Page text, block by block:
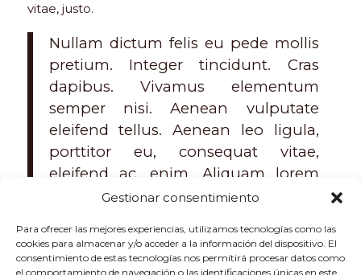
Gestionar consentimiento
Para ofrecer las mejores experiencias, utilizamos tecnologías como las
cookies para almacenar y/o acceder a la información del dispositivo. El
consentimiento de estas tecnologías nos permitirá procesar datos como
el comportamiento de navegación o las identificaciones únicas en este
vitae, justo.
Nullam dictum felis eu pede mollis
pretium. Integer tincidunt. Cras
dapibus. Vivamus elementum
semper nisi. Aenean vulputate
eleifend tellus. Aenean leo ligula,
porttitor eu, consequat vitae,
eleifend ac, enim. Aliquam lorem
ante, dapibus in, viverra quis,